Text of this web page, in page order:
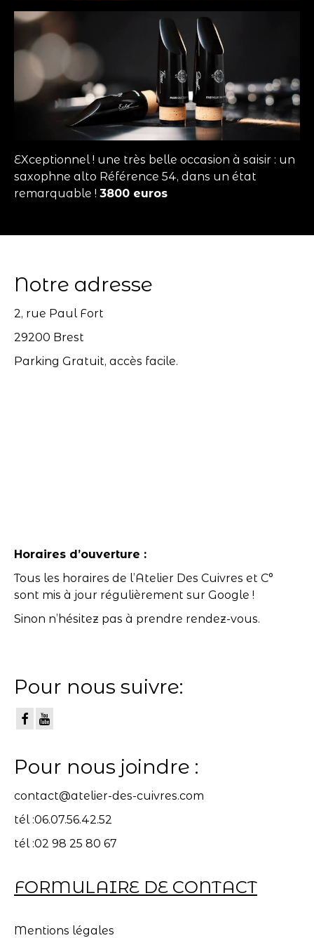
EXceptionnel ! une très belle occasion à saisir : un
saxophne alto Référence 54, dans un état
remarquable ! 3800 euros
Notre adresse
2, rue Paul Fort
29200 Brest
Parking Gratuit, accès facile.
Horaires d’ouverture :
Tous les horaires de l’Atelier Des Cuivres et C°
sont mis à jour régulièrement sur Google !
Sinon n’hésitez pas à prendre rendez-vous.
Pour nous suivre:
Pour nous joindre :
contact@atelier-des-cuivres.com
tél :06.07.56.42.52
tél :02 98 25 80 67
FORMULAIRE DE CONTACT
Mentions légales